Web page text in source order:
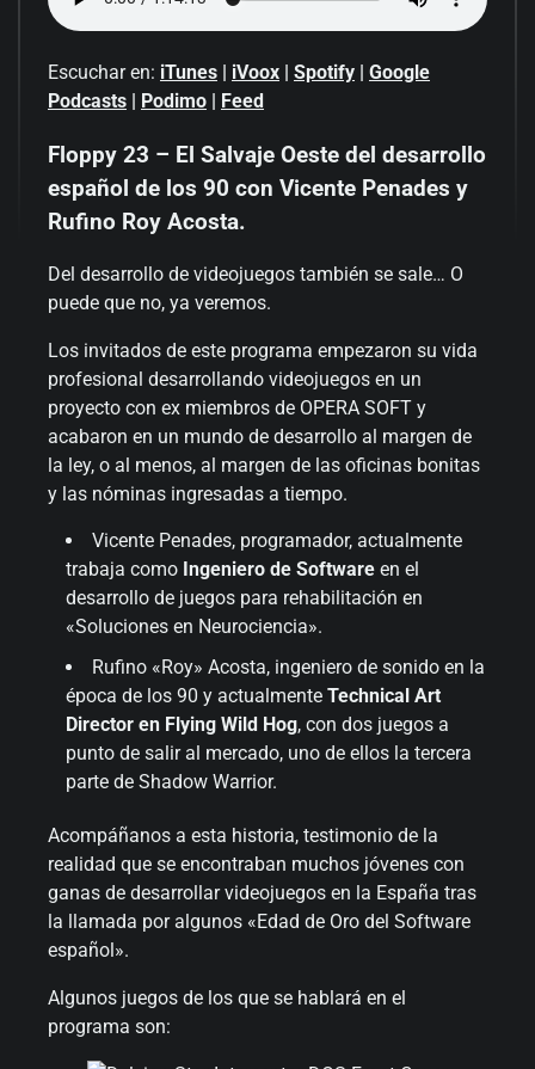
Escuchar en: iTunes | iVoox | Spotify | Google
Podcasts | Podimo | Feed
Floppy 23 – El Salvaje Oeste del desarrollo
español de los 90 con Vicente Penades y
Rufino Roy Acosta.
Del desarrollo de videojuegos también se sale… O
puede que no, ya veremos.
Los invitados de este programa empezaron su vida
profesional desarrollando videojuegos en un
proyecto con ex miembros de OPERA SOFT y
acabaron en un mundo de desarrollo al margen de
la ley, o al menos, al margen de las oficinas bonitas
y las nóminas ingresadas a tiempo.
Vicente Penades, programador, actualmente
trabaja como Ingeniero de Software en el
desarrollo de juegos para rehabilitación en
«Soluciones en Neurociencia».
Rufino «Roy» Acosta, ingeniero de sonido en la
época de los 90 y actualmente Technical Art
Director en Flying Wild Hog, con dos juegos a
punto de salir al mercado, uno de ellos la tercera
parte de Shadow Warrior.
Acompáñanos a esta historia, testimonio de la
realidad que se encontraban muchos jóvenes con
ganas de desarrollar videojuegos en la España tras
la llamada por algunos «Edad de Oro del Software
español».
Algunos juegos de los que se hablará en el
programa son: